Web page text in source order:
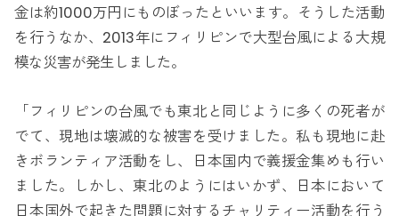
金は約1000万円にものぼったといいます。そうした活動
を行うなか、2013年にフィリピンで大型台風による大規
模な災害が発生しました。
「フィリピンの台風でも東北と同じように多くの死者が
でて、現地は壊滅的な被害を受けました。私も現地に赴
きボランティア活動をし、日本国内で義援金集めも行い
ました。しかし、東北のようにはいかず、日本において
日本国外で起きた問題に対するチャリティー活動を行う